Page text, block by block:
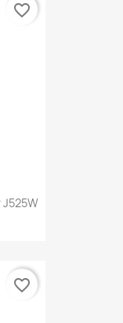
J525W
favorite_border
favorite_border